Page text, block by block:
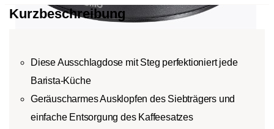
Kurzbeschreibung
Diese Ausschlagdose mit Steg perfektioniert jede
Barista-Küche
Geräuscharmes Ausklopfen des Siebträgers und
einfache Entsorgung des Kaffeesatzes